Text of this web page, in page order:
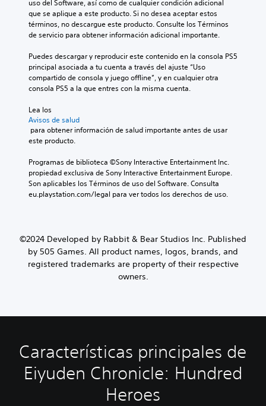
uso del Software, así como de cualquier condición adicional
que se aplique a este producto. Si no desea aceptar estos
términos, no descargue este producto. Consulte los Términos
de servicio para obtener información adicional importante.
Puedes descargar y reproducir este contenido en la consola PS5
principal asociada a tu cuenta a través del ajuste “Uso
compartido de consola y juego offline”, y en cualquier otra
consola PS5 a la que entres con la misma cuenta.
Lea los
Avisos de salud
este producto.
Programas de biblioteca ©Sony Interactive Entertainment Inc.
propiedad exclusiva de Sony Interactive Entertainment Europe.
Son aplicables los Términos de uso del Software. Consulta
eu.playstation.com/legal para ver todos los derechos de uso.
©2024 Developed by Rabbit & Bear Studios Inc. Published
by 505 Games. All product names, logos, brands, and
registered trademarks are property of their respective
owners.
Características principales de
Eiyuden Chronicle: Hundred
Heroes